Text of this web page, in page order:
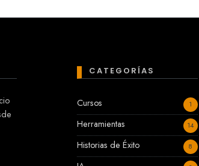
CATEGORÍAS
Cursos 1
Herramientas 14
Historias de Éxito 8